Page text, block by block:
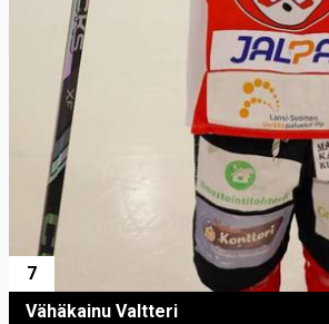
7
Vähäkainu Valtteri